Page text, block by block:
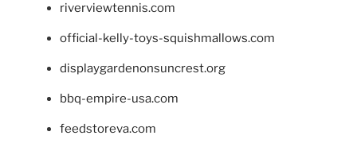
riverviewtennis.com
official-kelly-toys-squishmallows.com
displaygardenonsuncrest.org
bbq-empire-usa.com
feedstoreva.com